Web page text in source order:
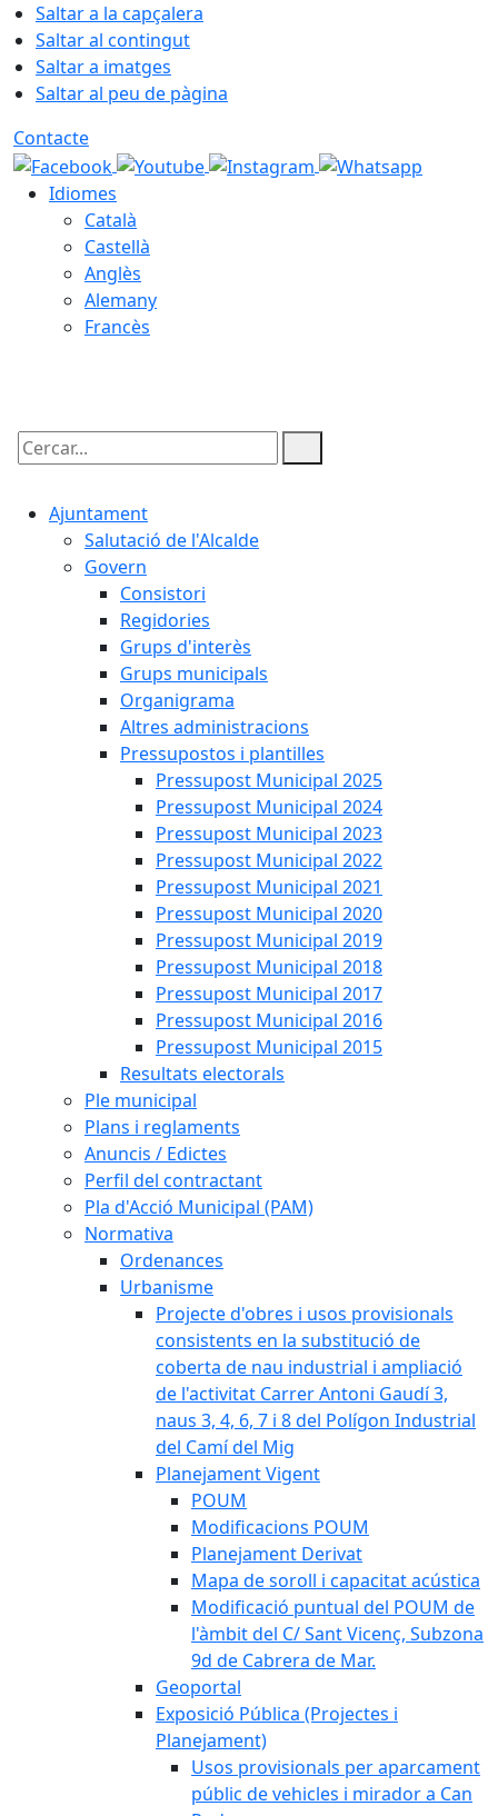
Saltar a la capçalera
Saltar al contingut
Saltar a imatges
Saltar al peu de pàgina
Contacte
Idiomes
Català
Castellà
Anglès
Alemany
Francès
Cercar:
Ajuntament
Salutació de l'Alcalde
Govern
Consistori
Regidories
Grups d'interès
Grups municipals
Organigrama
Altres administracions
Pressupostos i plantilles
Pressupost Municipal 2025
Pressupost Municipal 2024
Pressupost Municipal 2023
Pressupost Municipal 2022
Pressupost Municipal 2021
Pressupost Municipal 2020
Pressupost Municipal 2019
Pressupost Municipal 2018
Pressupost Municipal 2017
Pressupost Municipal 2016
Pressupost Municipal 2015
Resultats electorals
Ple municipal
Plans i reglaments
Anuncis / Edictes
Perfil del contractant
Pla d'Acció Municipal (PAM)
Normativa
Ordenances
Urbanisme
Projecte d'obres i usos provisionals
consistents en la substitució de
coberta de nau industrial i ampliació
de l'activitat Carrer Antoni Gaudí 3,
naus 3, 4, 6, 7 i 8 del Polígon Industrial
del Camí del Mig
Planejament Vigent
POUM
Modificacions POUM
Planejament Derivat
Mapa de soroll i capacitat acústica
Modificació puntual del POUM de
l'àmbit del C/ Sant Vicenç, Subzona
9d de Cabrera de Mar.
Geoportal
Exposició Pública (Projectes i
Planejament)
Usos provisionals per aparcament
públic de vehicles i mirador a Can